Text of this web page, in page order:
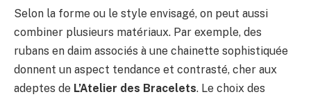
Selon la forme ou le style envisagé, on peut aussi
combiner plusieurs matériaux. Par exemple, des
rubans en daim associés à une chainette sophistiquée
donnent un aspect tendance et contrasté, cher aux
adeptes de L’Atelier des Bracelets. Le choix des